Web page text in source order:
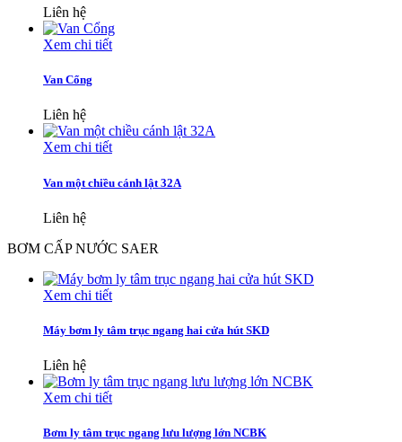
Liên hệ
Xem chi tiết
Van Cổng
Liên hệ
Xem chi tiết
Van một chiều cánh lật 32A
Liên hệ
BƠM CẤP NƯỚC SAER
Xem chi tiết
Máy bơm ly tâm trục ngang hai cửa hút SKD
Liên hệ
Xem chi tiết
Bơm ly tâm trục ngang lưu lượng lớn NCBK